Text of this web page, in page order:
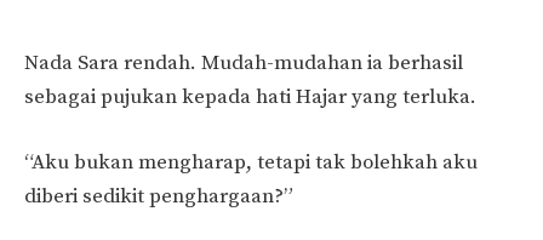
Nada Sara rendah. Mudah-mudahan ia berhasil
sebagai pujukan kepada hati Hajar yang terluka.
“Aku bukan mengharap, tetapi tak bolehkah aku
diberi sedikit penghargaan?”